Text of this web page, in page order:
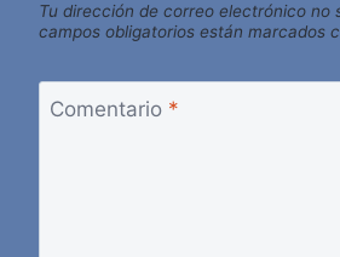
Tu dirección de correo electrónico no
campos obligatorios están marcados
Comentario *